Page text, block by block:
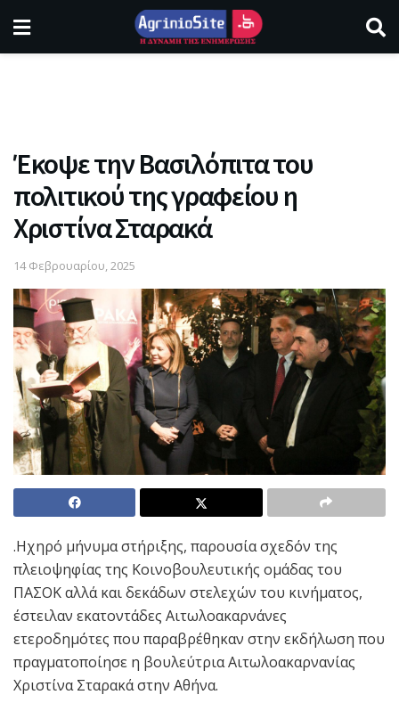
Έκοψε την Βασιλόπιτα του
πολιτικού της γραφείου η
Χριστίνα Σταρακά
14 Φεβρουαρίου, 2025
.Ηχηρό μήνυμα στήριξης, παρουσία σχεδόν της
πλειοψηφίας της Κοινοβουλευτικής ομάδας του
ΠΑΣΟΚ αλλά και δεκάδων στελεχών του κινήματος,
έστειλαν εκατοντάδες Αιτωλοακαρνάνες
ετεροδημότες που παραβρέθηκαν στην εκδήλωση που
πραγματοποίησε η βουλεύτρια Αιτωλοακαρνανίας
Χριστίνα Σταρακά στην Αθήνα.